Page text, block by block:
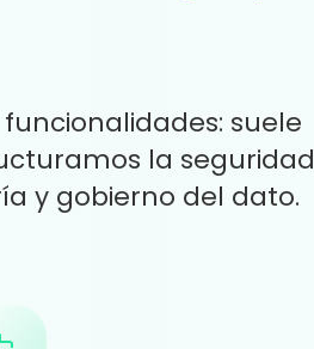
suele
la seguridad
y gobierno del dato.